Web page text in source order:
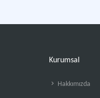
Kurumsal
Hakkımızda